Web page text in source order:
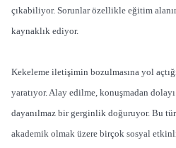
çıkabiliyor. Sorunlar özellikle eğitim
kaynaklık ediyor.
Kekeleme iletişimin bozulmasına yol
yaratıyor. Alay edilme, konuşmadan
dayanılmaz bir gerginlik doğuruyor. Bu
akademik olmak üzere birçok sosyal